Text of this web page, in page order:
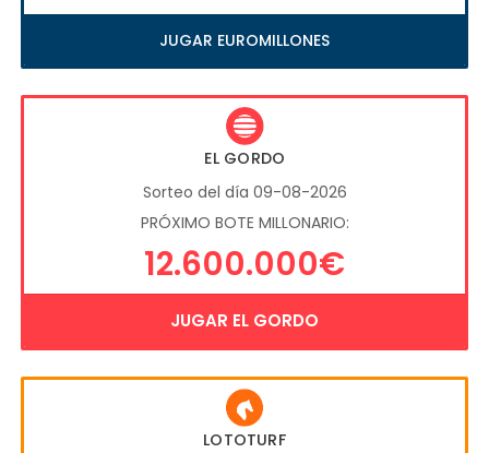
JUGAR EUROMILLONES
EL GORDO
Sorteo del día 09-08-2026
PRÓXIMO BOTE MILLONARIO:
12.600.000€
JUGAR EL GORDO
LOTOTURF